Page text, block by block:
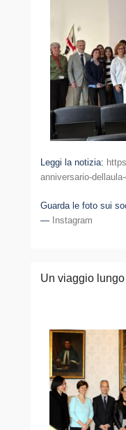
Leggi la notizia:
anniversario-
Guarda le foto sui
— Instagram
Un viaggio